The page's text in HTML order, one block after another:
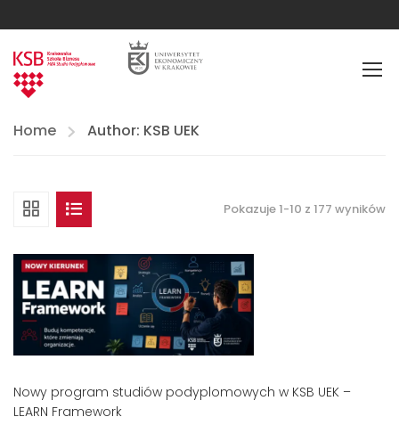
Home Author: KSB UEK
Pokazuje 1-10 z 177 wyników
Nowy program studiów podyplomowych w KSB UEK –
LEARN Framework